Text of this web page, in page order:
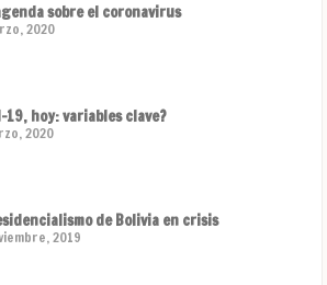
sobre el coronavirus
2020
19, hoy: variables clave?
2020
de Bolivia en crisis
2019